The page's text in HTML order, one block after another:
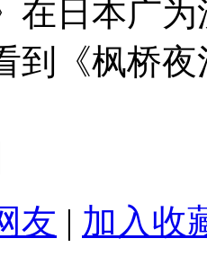
在日本广
到《枫桥
友 | 加入收